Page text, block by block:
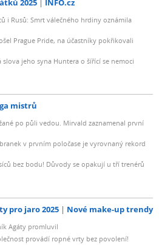
2025 INFO.cz
i Rusů: Smrt válečného hrdiny oznámila
Prague Pride, na účastníky pokřikovali
jeho syna Huntera o šířící se nemoci
mistrů
po půli vedou. Mirvald zaznamenal první
v prvním poločase je vyrovnaný rekord
bez bodu! Důvody se opakují u tří trenérů
pro jaro 2025 Nové make-up trendy
Agáty promluvil
provádí ropné vrty bez povolení!